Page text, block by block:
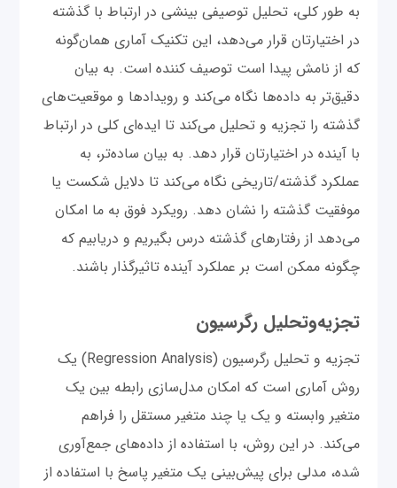
به طور کلی، تحلیل توصیفی بینشی در ارتباط با گذشته
در اختیارتان قرار می‌دهد، این تکنیک آماری همان‌گونه
که از نامش پیدا است توصیف کننده است. به بیان
دقیق‌تر به داده‌ها نگاه می‌کند و رویدادها و موقعیت‌های
گذشته را تجزیه و تحلیل می‌کند تا ایده‌ای کلی در ارتباط
با آینده در اختیارتان قرار دهد. به بیان ساده‌تر، به
عملکرد گذشته/تاریخی نگاه می‌کند تا دلایل شکست یا
موفقیت گذشته را نشان دهد. رویکرد فوق به ما امکان
می‌دهد از رفتارهای گذشته درس بگیریم و دریابیم که
چگونه ممکن است بر عملکرد آینده تاثیرگذار باشند.
تجزیه‌و‌تحلیل رگرسیون
تجزیه و تحلیل رگرسیون (Regression Analysis) یک
روش آماری است که امکان مدل‌سازی رابطه بین یک
متغیر وابسته و یک یا چند متغیر مستقل را فراهم
می‌کند. در این روش، با استفاده از داده‌های جمع‌آوری
شده، مدلی برای پیش‌بینی یک متغیر پاسخ با استفاده از